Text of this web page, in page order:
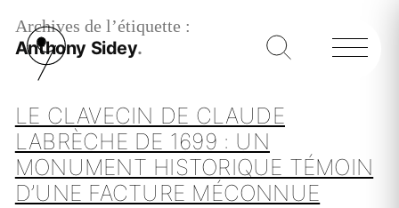
Archives de l’étiquette :
Anthony Sidey
LE CLAVECIN DE CLAUDE
LABRÈCHE DE 1699 : UN
MONUMENT HISTORIQUE TÉMOIN
D’UNE FACTURE MÉCONNUE